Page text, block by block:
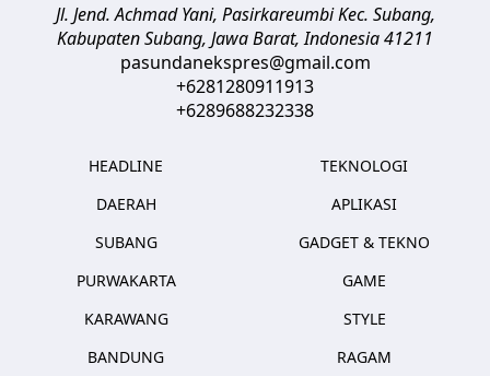
Jl. Jend. Achmad Yani, Pasirkareumbi Kec. Subang,
Kabupaten Subang, Jawa Barat,Indonesia41211
pasundanekspres@gmail.com
+6281280911913
+6289688232338
HEADLINE
DAERAH
SUBANG
PURWAKARTA
KARAWANG
BANDUNG
TEKNOLOGI
APLIKASI
GADGET & TEKNO
GAME
STYLE
RAGAM